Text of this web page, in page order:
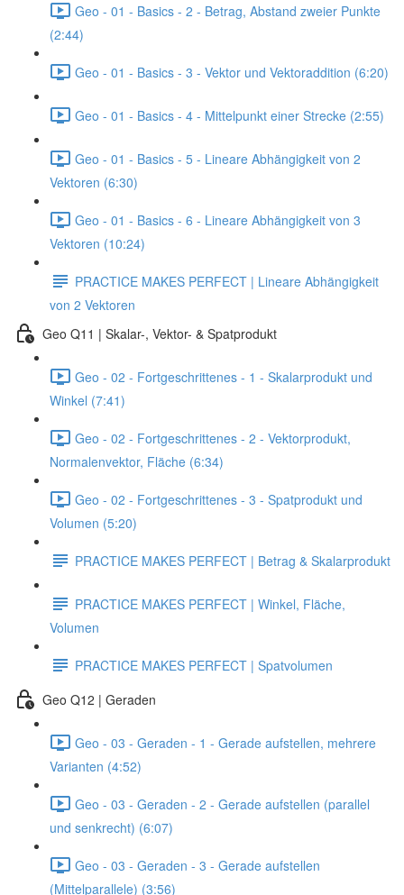
Geo - 01 - Basics - 2 - Betrag, Abstand zweier Punkte
(2:44)
Geo - 01 - Basics - 3 - Vektor und Vektoraddition (6:20)
Geo - 01 - Basics - 4 - Mittelpunkt einer Strecke (2:55)
Geo - 01 - Basics - 5 - Lineare Abhängigkeit von 2
Vektoren (6:30)
Geo - 01 - Basics - 6 - Lineare Abhängigkeit von 3
Vektoren (10:24)
PRACTICE MAKES PERFECT | Lineare Abhängigkeit
von 2 Vektoren
Geo Q11 | Skalar-, Vektor- & Spatprodukt
Geo - 02 - Fortgeschrittenes - 1 - Skalarprodukt und
Winkel (7:41)
Geo - 02 - Fortgeschrittenes - 2 - Vektorprodukt,
Normalenvektor, Fläche (6:34)
Geo - 02 - Fortgeschrittenes - 3 - Spatprodukt und
Volumen (5:20)
PRACTICE MAKES PERFECT | Betrag & Skalarprodukt
PRACTICE MAKES PERFECT | Winkel, Fläche,
Volumen
PRACTICE MAKES PERFECT | Spatvolumen
Geo Q12 | Geraden
Geo - 03 - Geraden - 1 - Gerade aufstellen, mehrere
Varianten (4:52)
Geo - 03 - Geraden - 2 - Gerade aufstellen (parallel
und senkrecht) (6:07)
Geo - 03 - Geraden - 3 - Gerade aufstellen
(Mittelparallele) (3:56)